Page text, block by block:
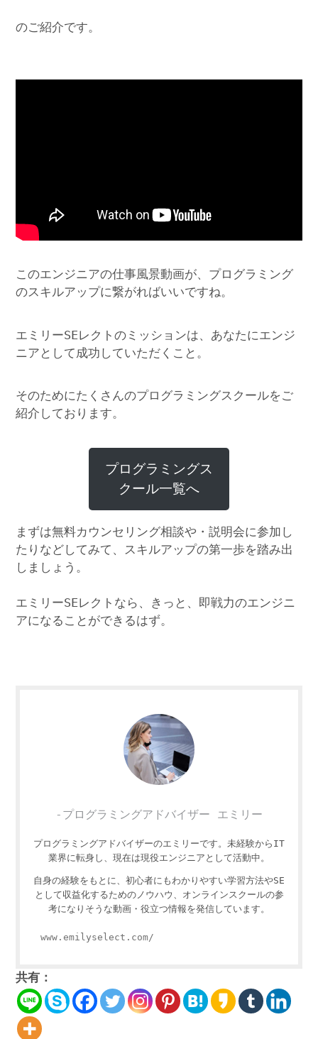
のご紹介です。
このエンジニアの仕事風景動画が、プログラミング
のスキルアップに繋がればいいですね。
エミリーSEレクトのミッションは、あなたにエンジ
ニアとして成功していただくこと。
そのためにたくさんのプログラミングスクールをご
紹介しております。
プログラミングス
クール一覧へ
まずは無料カウンセリング相談や・説明会に参加し
たりなどしてみて、スキルアップの第一歩を踏み出
しましょう。
エミリーSEレクトなら、きっと、即戦力のエンジニ
アになることができるはず。
-プログラミングアドバイザー エミリー
プログラミングアドバイザーのエミリーです。未経験からIT
業界に転身し、現在は現役エンジニアとして活動中。
自身の経験をもとに、初心者にもわかりやすい学習方法やSE
として収益化するためのノウハウ、オンラインスクールの参
考になりそうな動画・役立つ情報を発信しています。
www.emilyselect.com/
共有：